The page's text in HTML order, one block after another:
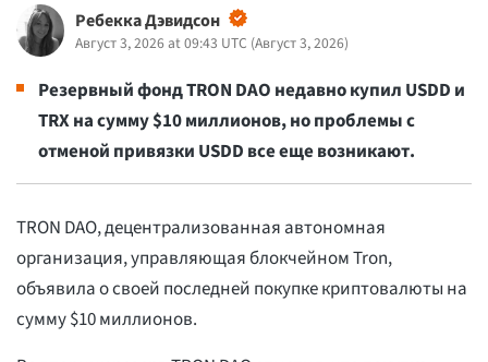
Ребекка Дэвидсон
Август 3, 2026 at 09:43 UTC (Август 3, 2026)
Резервный фонд TRON DAO недавно купил USDD и
TRX на сумму $10 миллионов, но проблемы с
отменой привязки USDD все еще возникают.
TRON DAO, децентрализованная автономная
организация, управляющая блокчейном Tron,
объявила о своей последней покупке криптовалюты на
сумму $10 миллионов.